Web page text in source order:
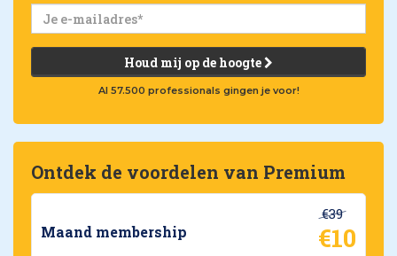
Houd mij op de hoogte
Al 57.500 professionals gingen je voor!
Ontdek de voordelen van Premium
Maand membership
€39
€10